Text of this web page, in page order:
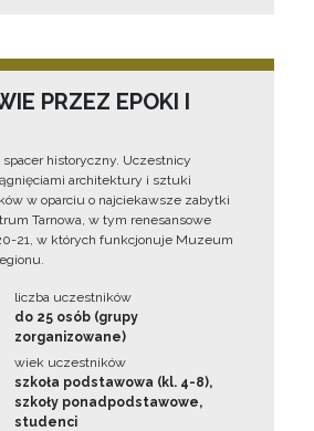
PRZEZ EPOKI I
historyczny. Uczestnicy
architektury i sztuki
w oparciu o najciekawsze zabytki
Tarnowa, w tym renesansowe
21, w których funkcjonuje Muzeum
liczba uczestników
do 25 osób (grupy
zorganizowane)
wiek uczestników
szkoła podstawowa (kl. 4-8),
szkoły ponadpodstawowe,
studenci